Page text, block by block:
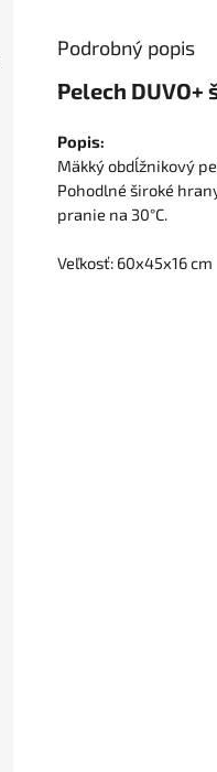
Podrobný popis
Pelech
Popis:
Mäkký obdĺžnikový
Pohodlné široké
pranie na 30°C.
Veľkosť: 60x45x16 cm